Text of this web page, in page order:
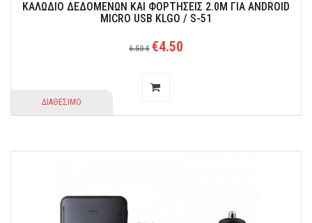
ΚΑΛΩΔΙΟ ΔΕΔΟΜΕΝΩΝ ΚΑΙ ΦΟΡΤΗΣΕΙΣ 2.0M ΓΙΑ ANDROID
MICRO USB KLGO / S-51
6.50 € €4.50
ΔΙΑΘΕΣΙΜΟ